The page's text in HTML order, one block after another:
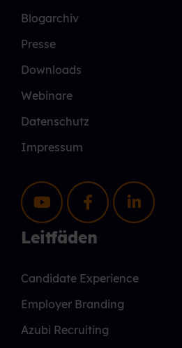
Blogarchiv
Presse
Downloads
Webinare
Datenschutz
Impressum
Leitfäden
Candidate Experience
Employer Branding
Azubi Recruiting